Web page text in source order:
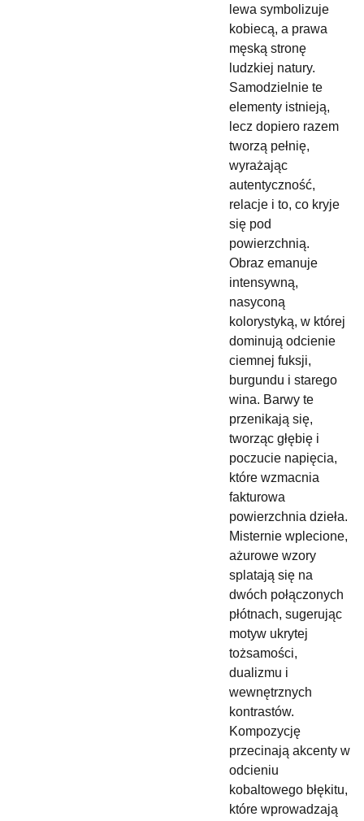
lewa symbolizuje
kobiecą, a prawa
męską stronę
ludzkiej natury.
Samodzielnie te
elementy istnieją,
lecz dopiero razem
tworzą pełnię,
wyrażając
autentyczność,
relacje i to, co kryje
się pod
powierzchnią.
Obraz emanuje
intensywną,
nasyconą
kolorystyką, w której
dominują odcienie
ciemnej fuksji,
burgundu i starego
wina. Barwy te
przenikają się,
tworząc głębię i
poczucie napięcia,
które wzmacnia
fakturowa
powierzchnia dzieła.
Misternie wplecione,
ażurowe wzory
splatają się na
dwóch połączonych
płótnach, sugerując
motyw ukrytej
tożsamości,
dualizmu i
wewnętrznych
kontrastów.
Kompozycję
przecinają akcenty w
odcieniu
kobaltowego błękitu,
które wprowadzają